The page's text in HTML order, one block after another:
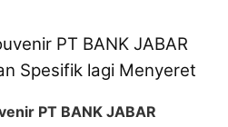
PT BANK JABAR
Spesifik lagi Menyeret
PT BANK JABAR